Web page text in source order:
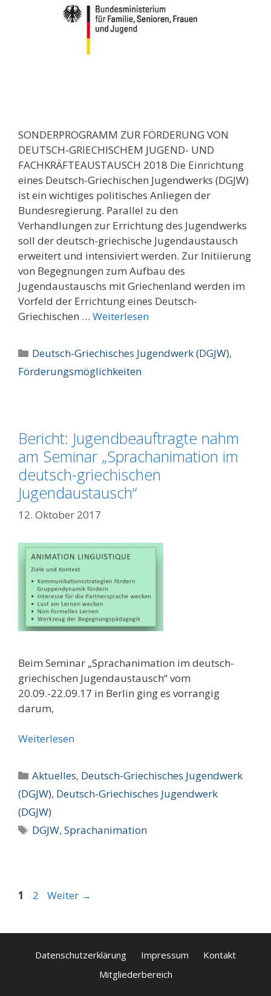
SONDERPROGRAMM ZUR FÖRDERUNG VON
DEUTSCH-GRIECHISCHEM JUGEND- UND
FACHKRÄFTEAUSTAUSCH 2018 Die Einrichtung
eines Deutsch-Griechischen Jugendwerks (DGJW)
ist ein wichtiges politisches Anliegen der
Bundesregierung. Parallel zu den
Verhandlungen zur Errichtung des Jugendwerks
soll der deutsch-griechische Jugendaustausch
erweitert und intensiviert werden. Zur Initiierung
von Begegnungen zum Aufbau des
Jugendaustauschs mit Griechenland werden im
Vorfeld der Errichtung eines Deutsch-
Griechischen … Weiterlesen
Kategorien
Deutsch-Griechisches Jugendwerk (DGJW),
Förderungsmöglichkeiten
Bericht: Jugendbeauftragte nahm
am Seminar „Sprachanimation im
deutsch-griechischen
Jugendaustausch“
12. Oktober 2017
Beim Seminar „Sprachanimation im deutsch-
griechischen Jugendaustausch“ vom
20.09.-22.09.17 in Berlin ging es vorrangig
darum,
Weiterlesen
Kategorien
Aktuelles, Deutsch-Griechisches Jugendwerk
(DGJW), Deutsch-Griechisches Jugendwerk
(DGJW)
Schlagwörter
DGJW,Sprachanimation
Seite
1 Seite
2 Weiter →
Datenschutzerklärung Impressum
Kontakt
Mitgliederbereich